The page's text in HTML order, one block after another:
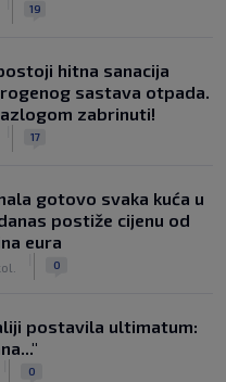
19
hitna sanacija
sastava otpada.
zabrinuti!
17
gotovo svaka kuća u
postiže cijenu od
eura
0
postavila ultimatum:
0